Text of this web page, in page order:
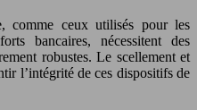
comme ceux utilisés pour les
bancaires, nécessitent des
robustes. Le scellement et
l’intégrité de ces dispositifs de